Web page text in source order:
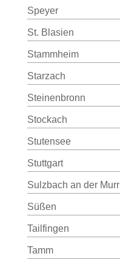
Speyer
St. Blasien
Stammheim
Starzach
Steinenbronn
Stockach
Stutensee
Stuttgart
Sulzbach an der Murr
Süßen
Tailfingen
Tamm